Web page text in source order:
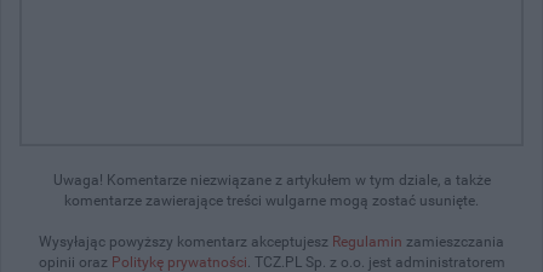
Uwaga! Komentarze niezwiązane z artykułem w tym dziale, a także
komentarze zawierające treści wulgarne mogą zostać usunięte.
Wysyłając powyższy komentarz akceptujesz Regulamin zamieszczania
opinii oraz Politykę prywatności . TCZ.PL Sp. z o.o. jest administratorem